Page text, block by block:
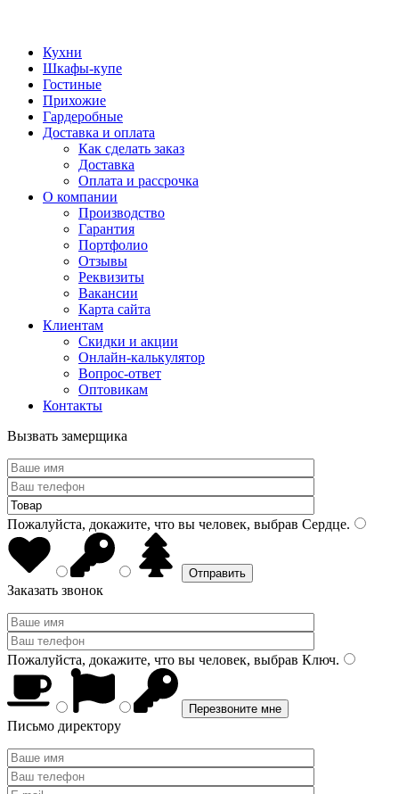
Кухни
Шкафы-купе
Гостиные
Прихожие
Гардеробные
Доставка и оплата
Как сделать заказ
Доставка
Оплата и рассрочка
О компании
Производство
Гарантия
Портфолио
Отзывы
Реквизиты
Вакансии
Карта сайта
Клиентам
Скидки и акции
Онлайн-калькулятор
Вопрос-ответ
Оптовикам
Контакты
Вызвать замерщика
Пожалуйста, докажите, что вы человек, выбрав Сердце.
Заказать звонок
Пожалуйста, докажите, что вы человек, выбрав Ключ.
Письмо директору